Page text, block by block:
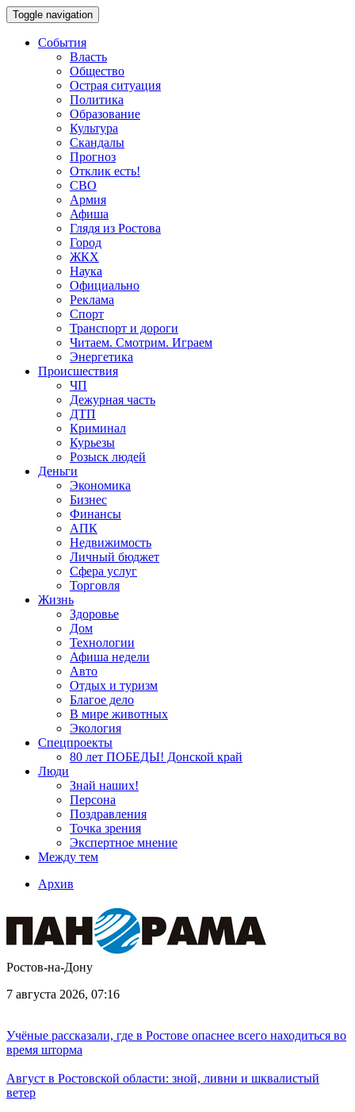
Toggle navigation
События
Власть
Общество
Острая ситуация
Политика
Образование
Культура
Скандалы
Прогноз
Отклик есть!
СВО
Армия
Афиша
Глядя из Ростова
Город
ЖКХ
Наука
Официально
Реклама
Спорт
Транспорт и дороги
Читаем. Смотрим. Играем
Энергетика
Происшествия
ЧП
Дежурная часть
ДТП
Криминал
Курьезы
Розыск людей
Деньги
Экономика
Бизнес
Финансы
АПК
Недвижимость
Личный бюджет
Сфера услуг
Торговля
Жизнь
Здоровье
Дом
Технологии
Афиша недели
Авто
Отдых и туризм
Благое дело
В мире животных
Экология
Спецпроекты
80 лет ПОБЕДЫ! Донской край
Люди
Знай наших!
Персона
Поздравления
Точка зрения
Экспертное мнение
Между тем
Архив
Ростов-на-Дону
7 августа 2026, 07:16
Учёные рассказали, где в Ростове опаснее всего находиться во
время шторма
Август в Ростовской области: зной, ливни и шквалистый
ветер